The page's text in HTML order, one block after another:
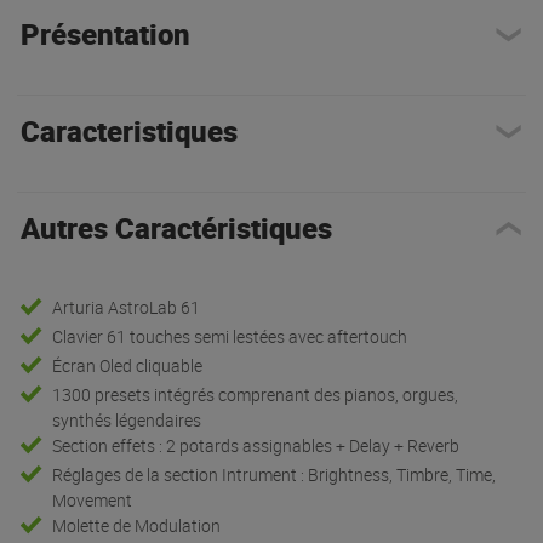
Présentation
Caracteristiques
Autres Caractéristiques
Arturia AstroLab 61
Clavier 61 touches semi lestées avec aftertouch
Écran Oled cliquable
1300 presets intégrés comprenant des pianos, orgues,
synthés légendaires
Section effets : 2 potards assignables + Delay + Reverb
Réglages de la section Intrument : Brightness, Timbre, Time,
Movement
Molette de Modulation